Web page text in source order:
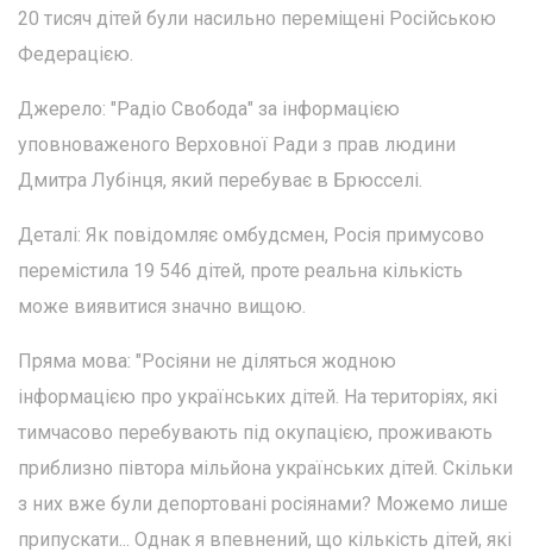
20 тисяч дітей були насильно переміщені Російською
Федерацією.
Джерело: "Радіо Свобода" за інформацією
уповноваженого Верховної Ради з прав людини
Дмитра Лубінця, який перебуває в Брюсселі.
Деталі: Як повідомляє омбудсмен, Росія примусово
перемістила 19 546 дітей, проте реальна кількість
може виявитися значно вищою.
Пряма мова: "Росіяни не діляться жодною
інформацією про українських дітей. На територіях, які
тимчасово перебувають під окупацією, проживають
приблизно півтора мільйона українських дітей. Скільки
з них вже були депортовані росіянами? Можемо лише
припускати... Однак я впевнений, що кількість дітей, які